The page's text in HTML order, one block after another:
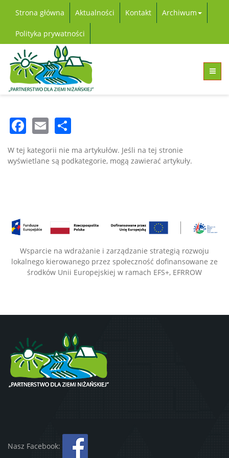
Strona główna Aktualności Kontakt Archiwum
Polityka prywatności
Facebook
Email
W tej kategorii nie ma artykułów. Jeśli na tej stronie
wyświetlane są podkategorie, mogą zawierać artykuły.
Wsparcie na wdrażanie i zarządzanie strategią rozwoju
lokalnego kierowanego przez społeczność dofinansowane ze
środków Unii Europejskiej w ramach EFS+, EFRROW
Nasz Facebook: